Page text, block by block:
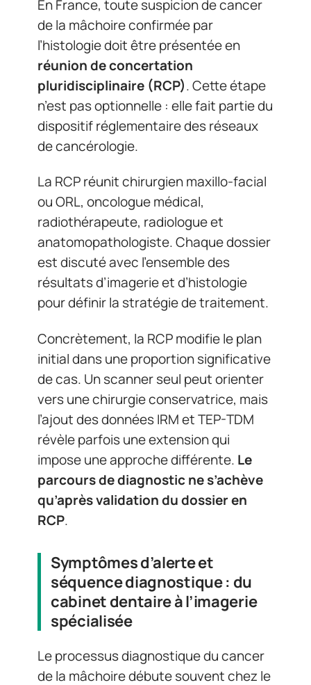
En France, toute suspicion de cancer
de la mâchoire confirmée par
l’histologie doit être présentée en
réunion de concertation
pluridisciplinaire (RCP). Cette étape
n’est pas optionnelle : elle fait partie du
dispositif réglementaire des réseaux
de cancérologie.
La RCP réunit chirurgien maxillo-facial
ou ORL, oncologue médical,
radiothérapeute, radiologue et
anatomopathologiste. Chaque dossier
est discuté avec l’ensemble des
résultats d’imagerie et d’histologie
pour définir la stratégie de traitement.
Concrètement, la RCP modifie le plan
initial dans une proportion significative
de cas. Un scanner seul peut orienter
vers une chirurgie conservatrice, mais
l’ajout des données IRM et TEP-TDM
révèle parfois une extension qui
impose une approche différente. Le
parcours de diagnostic ne s’achève
qu’après validation du dossier en
RCP.
Symptômes d’alerte et
séquence diagnostique : du
cabinet dentaire à l’imagerie
spécialisée
Le processus diagnostique du cancer
de la mâchoire débute souvent chez le